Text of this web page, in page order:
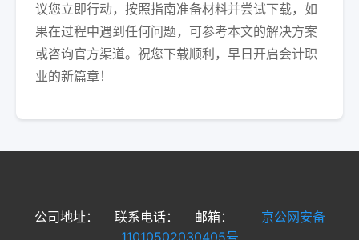
议您立即行动，按照指南准备材料并尝试下载，如
果在过程中遇到任何问题，可参考本文的解决方案
或咨询官方渠道。祝您下载顺利，早日开启会计职
业的新篇章！
公司地址： 联系电话： 邮箱：
京公网安备
11010502030405号